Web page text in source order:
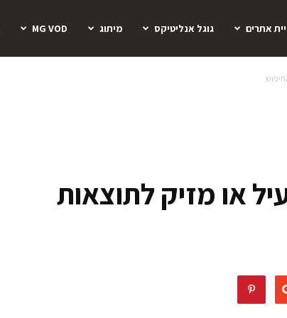
אתרים גוגל אנליטיקס מיתוג MG VOD
או מזיק לתוצאות